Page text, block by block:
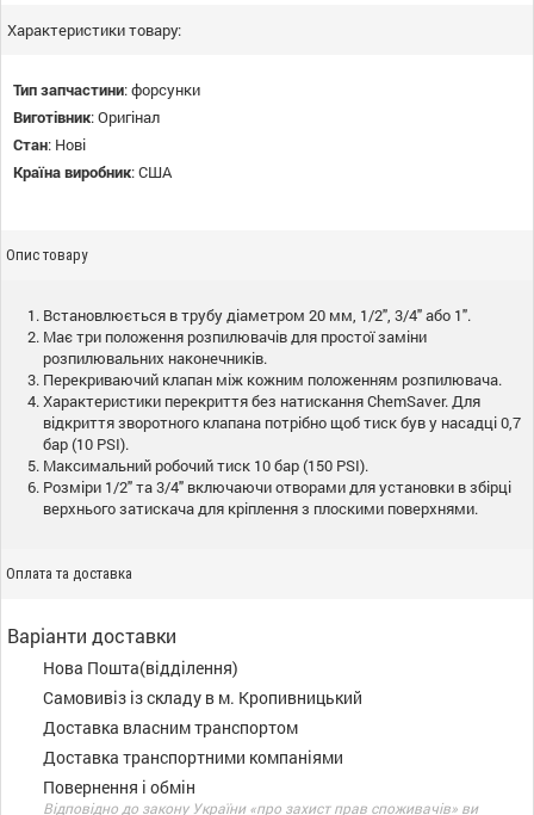
Характеристики товару:
Тип запчастини:форсунки
Виготівник:Оригінал
Стан: Нові
Країна виробник:США
Опис товару
Встановлюється в трубу діаметром 20 мм, 1/2", 3/4" або 1".
Має три положення розпилювачів для простої заміни
розпилювальних наконечників.
Перекриваючий клапан між кожним положенням розпилювача.
Характеристики перекриття без натискання ChemSaver. Для
відкриття зворотного клапана потрібно щоб тиск був у насадці 0,7
бар (10 PSI).
Максимальний робочий тиск 10 бар (150 PSI).
Розміри 1/2" та 3/4" включаючи отворами для установки в збірці
верхнього затискача для кріплення з плоскими поверхнями.
Оплата та доставка
Варіанти доставки
Нова Пошта(відділення)
Самовивіз із складу в м. Кропивницький
Доставка власним транспортом
Доставка транспортними компаніями
Повернення і обмін
Відповідно до закону України «про захист прав споживачів» ви